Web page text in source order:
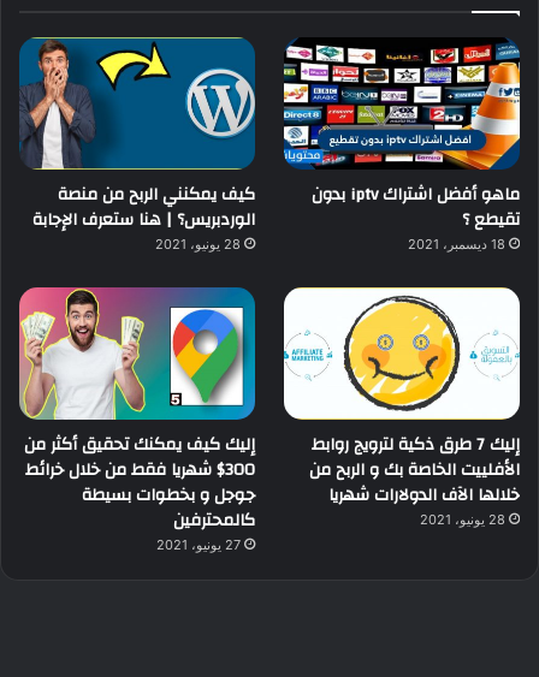
ماهو أفضل اشتراك iptv بدون
تقيطع ؟
18 ديسمبر، 2021
كيف يمكنني الربح من منصة
الوردبريس؟ | هنا ستعرف الإجابة
28 يونيو، 2021
إليك 7 طرق ذكية لترويج روابط
الأفلييت الخاصة بك و الربح من
خلالها الآف الدولارات شهريا
28 يونيو، 2021
إليك كيف يمكنك تحقيق أكثر من
300$ شهريا فقط من خلال خرائط
جوجل و بخطوات بسيطة
كالمحترفين
27 يونيو، 2021